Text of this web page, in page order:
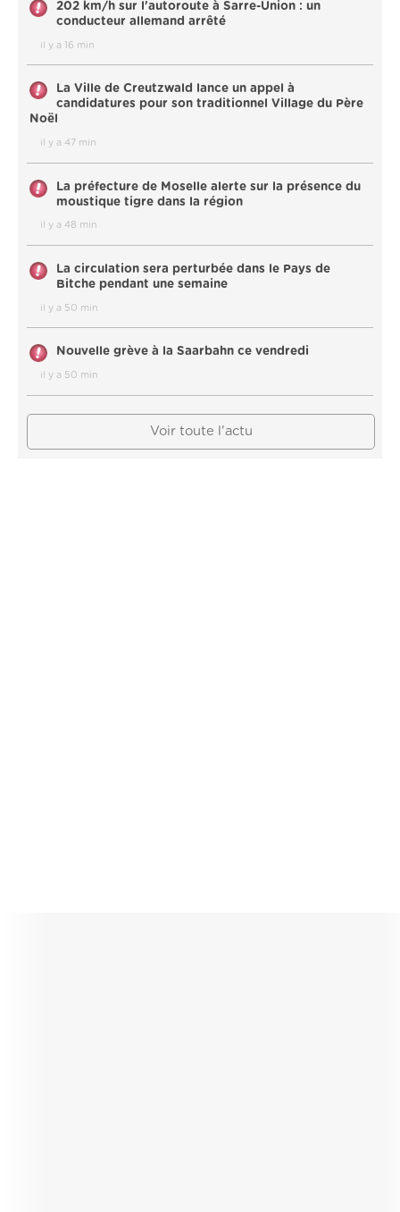
202 km/h sur l'autoroute à Sarre-Union : un
conducteur allemand arrêté
il y a 16 min
La Ville de Creutzwald lance un appel à
candidatures pour son traditionnel Village du Père
Noël
il y a 47 min
La préfecture de Moselle alerte sur la présence du
moustique tigre dans la région
il y a 48 min
La circulation sera perturbée dans le Pays de
Bitche pendant une semaine
il y a 50 min
Nouvelle grève à la Saarbahn ce vendredi
il y a 50 min
Voir toute l'actu